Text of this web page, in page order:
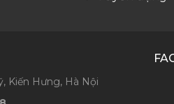
Kiến Hưng, Hà Nội